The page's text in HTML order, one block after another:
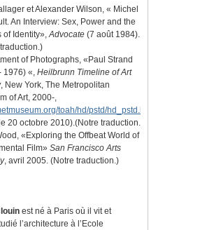
et Alexander Wilson, « Michel
An Interview: Sex, Power and the
of Identity»,Advocate (7 août 1984).
of Photographs, «Paul Strand
1976) «, Heilbrunn Timeline of Art
, New York, The Metropolitan
of Art, 2000-,
toah/hd/pstd/hd_pstd.htm
20 octobre 2010).(Notre traduction.
«Exploring the Offbeat World of
Film» San Francisco Arts
, avril 2005. (Notre traduction.)
est né à Paris où il vit et
l’architecture à l’Ecole